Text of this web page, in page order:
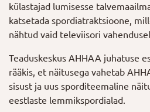
külastajad lumisesse
katsetada spordiatraktsioone,
nähtud vaid televiisori
Teaduskeskus AHHAA juhatuse
rääkis, et näitusega vahetab
sisust ja uus sporditeemaline
eestlaste lemmikspordialad.